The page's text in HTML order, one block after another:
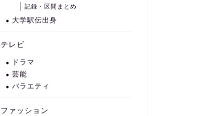
記録・区間まとめ
大学駅伝出身
テレビ
ドラマ
芸能
バラエティ
ファッション